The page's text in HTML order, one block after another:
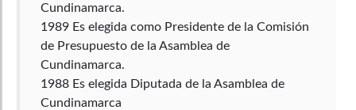
Cundinamarca.
1989 Es elegida como Presidente de la Comisión
de Presupuesto de la Asamblea de
Cundinamarca.
1988 Es elegida Diputada de la Asamblea de
Cundinamarca